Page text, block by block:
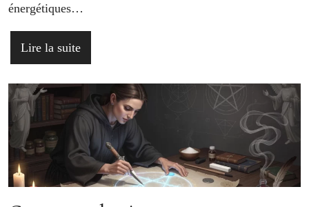
énergétiques…
Lire la suite